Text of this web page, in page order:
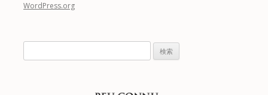
WordPress.org
索: